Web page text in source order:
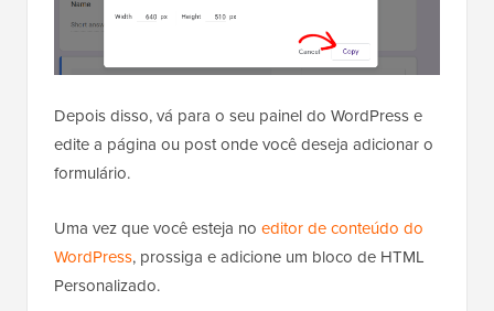
Depois disso, vá para o seu painel do WordPress e
edite a página ou post onde você deseja adicionar o
formulário.
Uma vez que você esteja no editor de conteúdo do
WordPress, prossiga e adicione um bloco de HTML
Personalizado.